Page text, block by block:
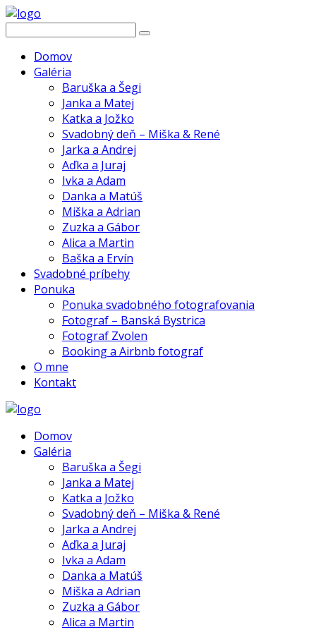
Domov
Galéria
Baruška a Šegi
Janka a Matej
Katka a Jožko
Svadobný deň – Miška & René
Jarka a Andrej
Aďka a Juraj
Ivka a Adam
Danka a Matúš
Miška a Adrian
Zuzka a Gábor
Alica a Martin
Baška a Ervín
Svadobné príbehy
Ponuka
Ponuka svadobného fotografovania
Fotograf – Banská Bystrica
Fotograf Zvolen
Booking a Airbnb fotograf
O mne
Kontakt
Domov
Galéria
Baruška a Šegi
Janka a Matej
Katka a Jožko
Svadobný deň – Miška & René
Jarka a Andrej
Aďka a Juraj
Ivka a Adam
Danka a Matúš
Miška a Adrian
Zuzka a Gábor
Alica a Martin